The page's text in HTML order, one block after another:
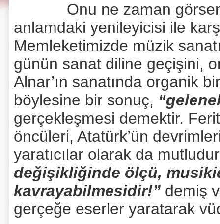
Onu ne zaman görsem,
anlamdaki yenileyicisi ile
Memleketimizde müzik
günün sanat diline geçişini,
Alnar’ın sanatında organik
böylesine bir sonuç,
gerçekleşmesi demektir.
öncüleri, Atatürk’ün
yaratıcılar olarak da
değişikliğinde ölçü,
kavrayabilmesidir!” demiş
gerçeğe eserler yaratarak